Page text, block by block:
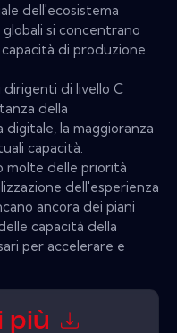
dell'ecosistema
si concentrano
di produzione
di livello C
della
la maggioranza
capacità.
molte delle priorità
dell'esperienza
ancora dei piani
capacità della
per accelerare e
più